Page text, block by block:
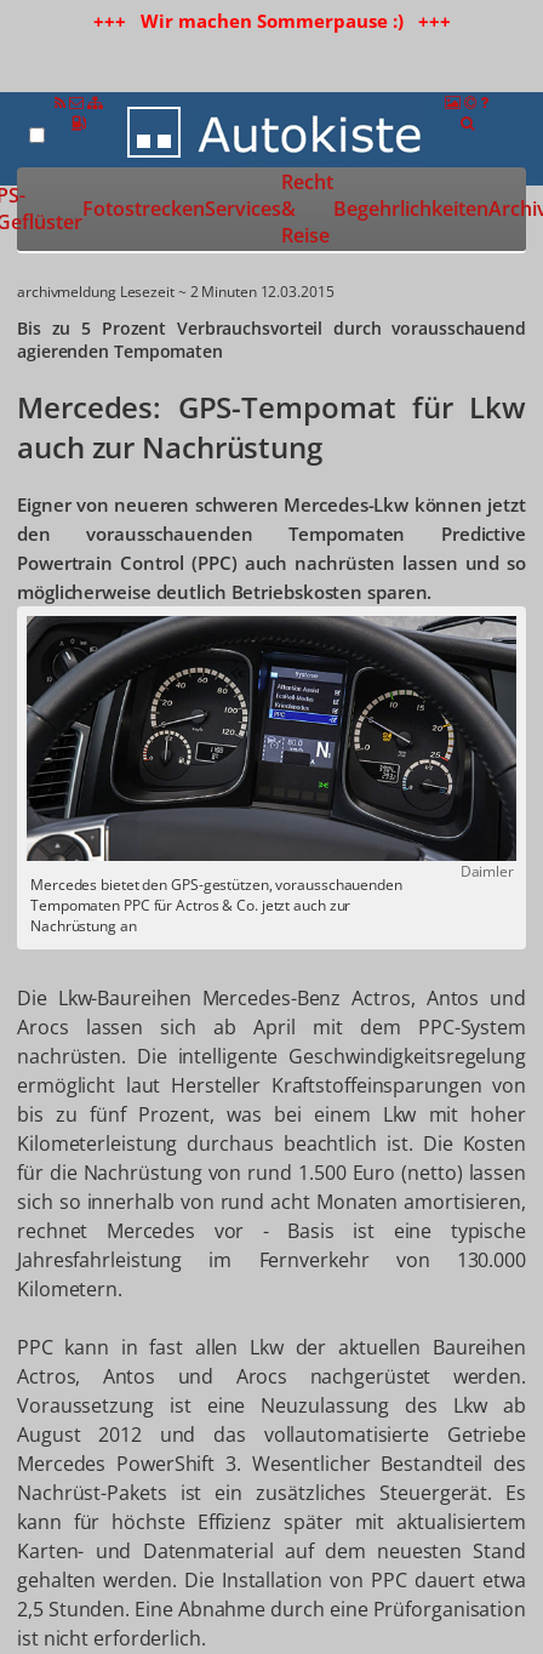
+++ Wir machen Sommerpause :) +++
Zur Startseite
FotostreckenServices
Recht
&
Reise
Begehrlichkeiten
archivmeldung Lesezeit ~ 2 Minuten 12.03.2015
Bis zu 5 Prozent Verbrauchsvorteil durch vorausschauend
agierenden Tempomaten
Mercedes: GPS-Tempomat für Lkw
auch zur Nachrüstung
Eigner von neueren schweren Mercedes-Lkw können jetzt
den vorausschauenden Tempomaten Predictive
Powertrain Control (PPC) auch nachrüsten lassen und so
möglicherweise deutlich Betriebskosten sparen.
Daimler
Mercedes bietet den GPS-gestützen, vorausschauenden
Tempomaten PPC für Actros & Co. jetzt auch zur
Nachrüstung an
Die Lkw-Baureihen Mercedes-Benz Actros, Antos und
Arocs lassen sich ab April mit dem PPC-System
nachrüsten. Die intelligente Geschwindigkeitsregelung
ermöglicht laut Hersteller Kraftstoffeinsparungen von
bis zu fünf Prozent, was bei einem Lkw mit hoher
Kilometerleistung durchaus beachtlich ist. Die Kosten
für die Nachrüstung von rund 1.500 Euro (netto) lassen
sich so innerhalb von rund acht Monaten amortisieren,
rechnet Mercedes vor - Basis ist eine typische
Jahresfahrleistung im Fernverkehr von 130.000
Kilometern.
PPC kann in fast allen Lkw der aktuellen Baureihen
Actros, Antos und Arocs nachgerüstet werden.
Voraussetzung ist eine Neuzulassung des Lkw ab
August 2012 und das vollautomatisierte Getriebe
Mercedes PowerShift 3. Wesentlicher Bestandteil des
Nachrüst-Pakets ist ein zusätzliches Steuergerät. Es
kann für höchste Effizienz später mit aktualisiertem
Karten- und Datenmaterial auf dem neuesten Stand
gehalten werden. Die Installation von PPC dauert etwa
2,5 Stunden. Eine Abnahme durch eine Prüforganisation
ist nicht erforderlich.